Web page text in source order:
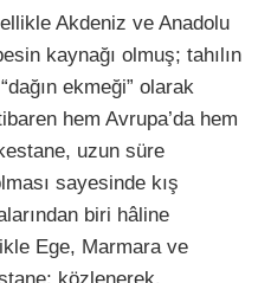
Akdeniz ve Anadolu
kaynağı olmuş; tahılın
ekmeği” olarak
hem Avrupa’da hem
uzun süre
sayesinde kış
biri hâline
Ege, Marmara ve